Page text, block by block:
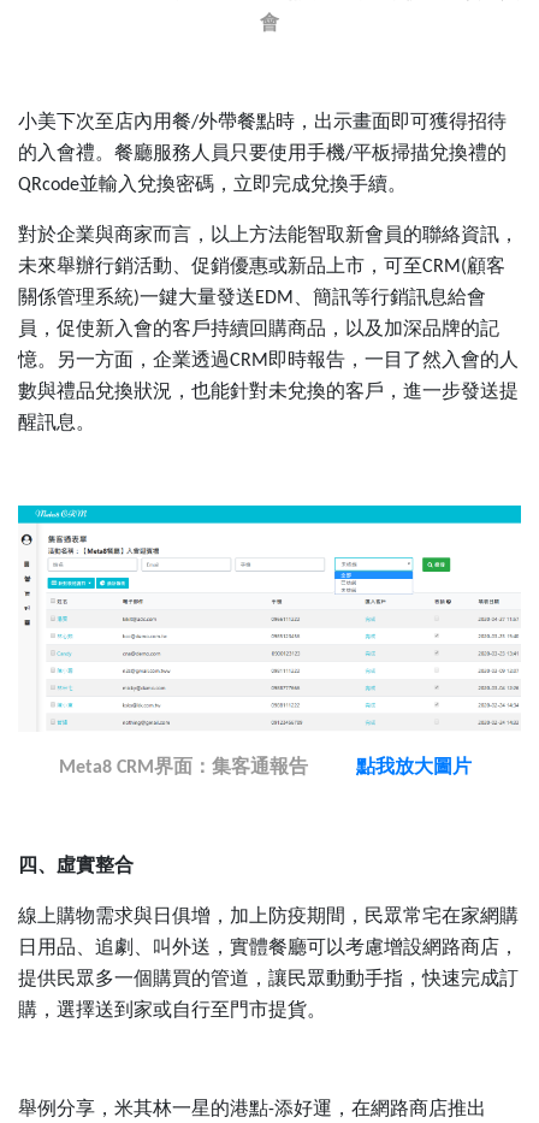
會
小美下次至店內用餐/外帶餐點時，出示畫面即可獲得招待
的入會禮。餐廳服務人員只要使用手機/平板掃描兌換禮的
QRcode並輸入兌換密碼，立即完成兌換手續。
對於企業與商家而言，以上方法能智取新會員的聯絡資訊，
未來舉辦行銷活動、促銷優惠或新品上市，可至CRM(顧客
關係管理系統)一鍵大量發送EDM 、簡訊等行銷訊息給會
員，促使新入會的客戶持續回購商品，以及加深品牌的記
憶。另一方面，企業透過CRM即時報告，一目了然入會的人
數與禮品兌換狀況，也能針對未兌換的客戶，進一步發送提
醒訊息。
Meta8 CRM界面：集客通報告 點我放大圖片
四、虛實整合
線上購物需求與日俱增，加上防疫期間，民眾常宅在家網購
日用品、追劇、叫外送，實體餐廳可以考慮增設網路商店，
提供民眾多一個購買的管道，讓民眾動動手指，快速完成訂
購，選擇送到家或自行至門市提貨。
舉例分享，米其林一星的港點-添好運，在網路商店推出